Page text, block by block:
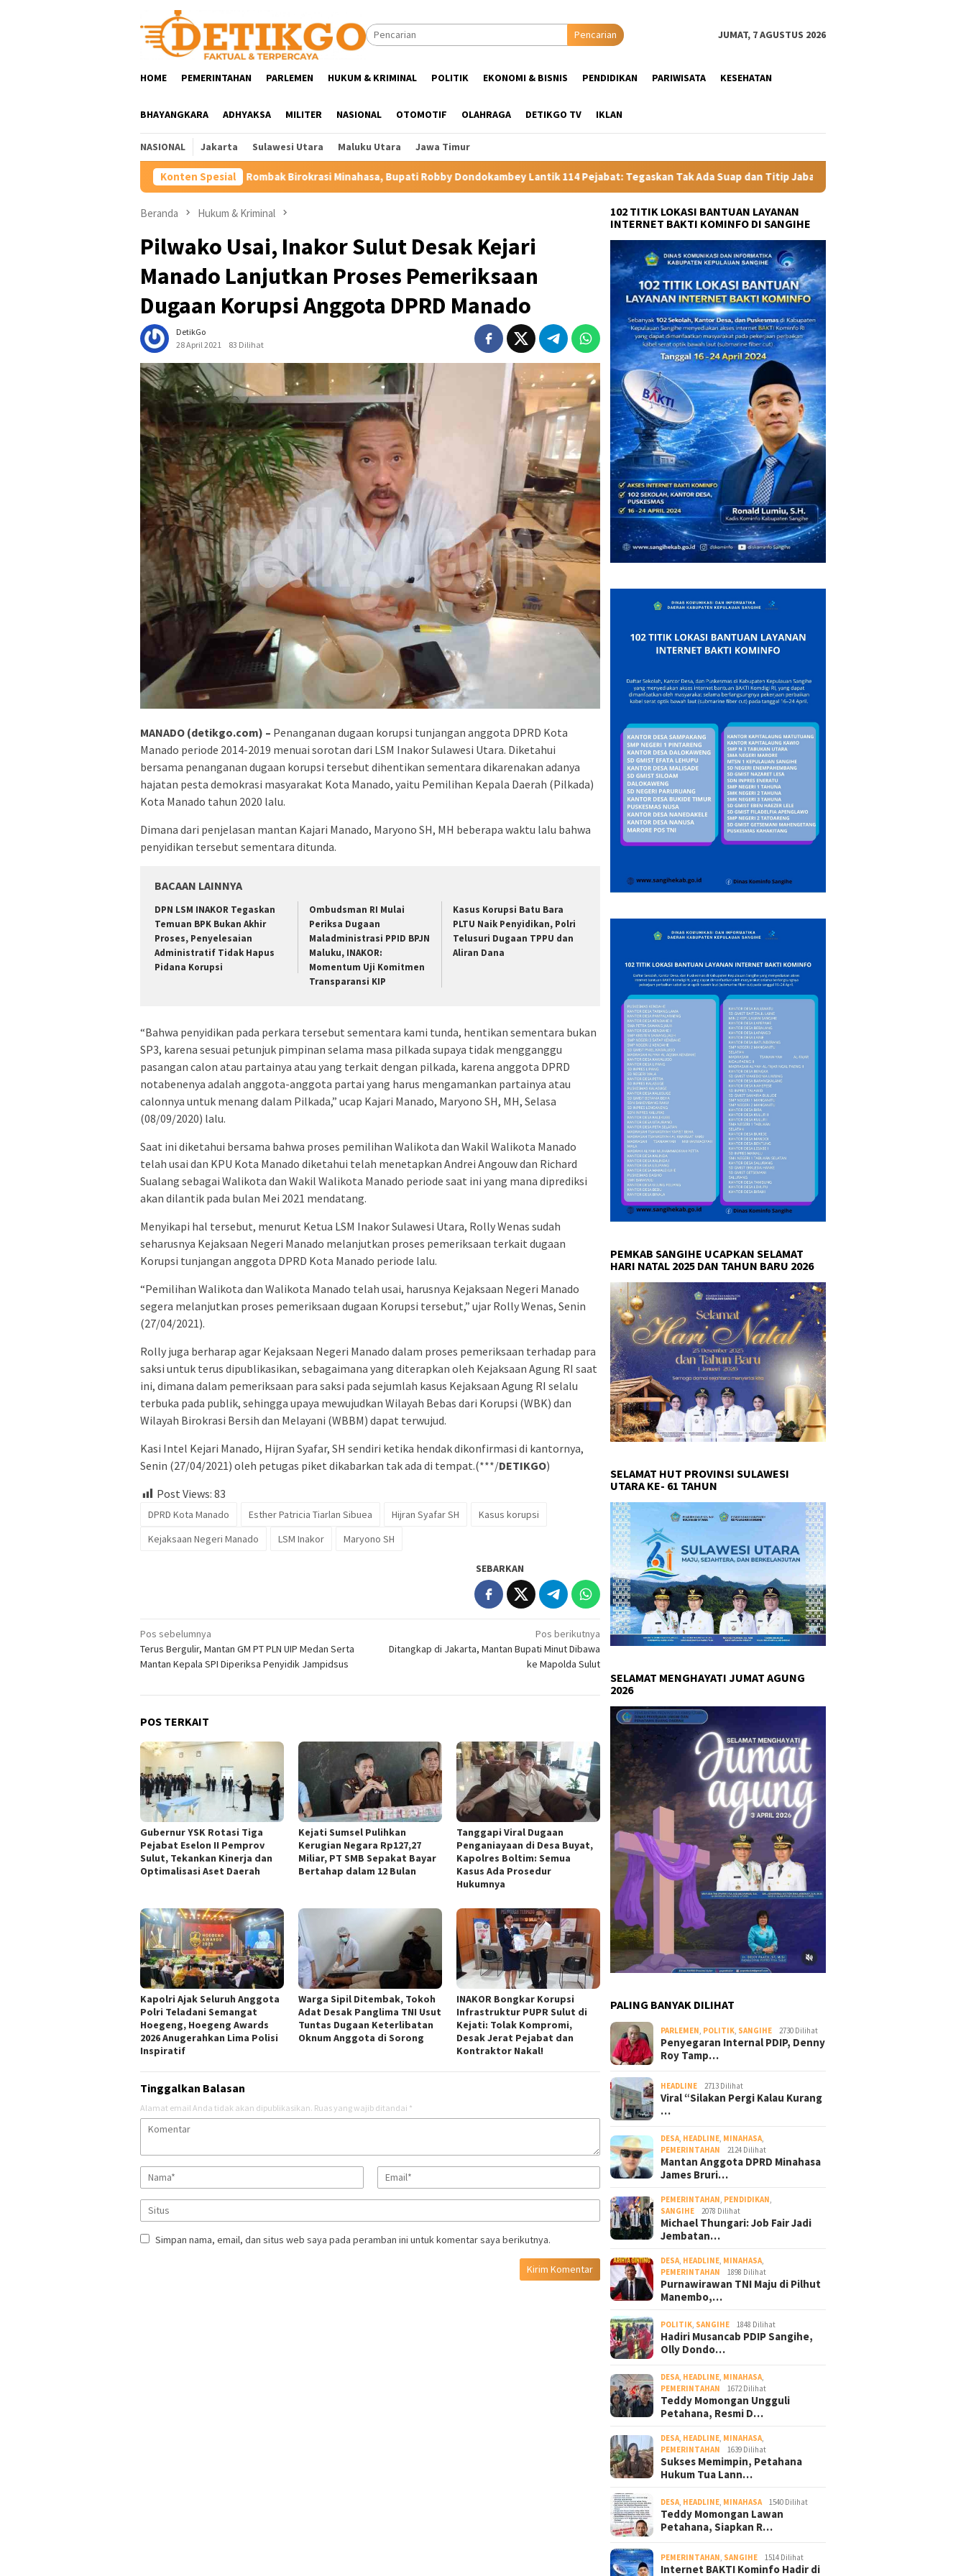
Pencarian JUMAT, 7 AGUSTUS 2026
HOME PEMERINTAHAN PARLEMEN HUKUM & KRIMINAL POLITIK EKONOMI & BISNIS PENDIDIKAN PARIWISATA KESEHATAN
BHAYANGKARA ADHYAKSA MILITER NASIONAL OTOMOTIF OLAHRAGA DETIKGO TV IKLAN
NASIONAL Jakarta Sulawesi Utara Maluku Utara Jawa Timur
Konten Spesial
Rombak Birokrasi Minahasa, Bupati Robby Dondokambey Lantik 114 Pejabat: Tegaskan Tak Ada Suap dan Titip Jabatan Gubernur YSK Rotasi Tiga Pejabat Eselon II
Beranda Hukum & Kriminal
Pilwako Usai, Inakor Sulut Desak Kejari
Manado Lanjutkan Proses Pemeriksaan
Dugaan Korupsi Anggota DPRD Manado
DetikGo
28 April 2021
83 Dilihat
MANADO (detikgo.com) – Penanganan dugaan korupsi tunjangan anggota DPRD Kota
Manado periode 2014-2019 menuai sorotan dari LSM Inakor Sulawesi Utara. Diketahui
bersama penanganan dugaan korupsi tersebut dihentikan sementara dikarenakan adanya
hajatan pesta demokrasi masyarakat Kota Manado, yaitu Pemilihan Kepala Daerah (Pilkada)
Kota Manado tahun 2020 lalu.
Dimana dari penjelasan mantan Kajari Manado, Maryono SH, MH beberapa waktu lalu bahwa
penyidikan tersebut sementara ditunda.
BACAAN LAINNYA
DPN LSM INAKOR Tegaskan
Temuan BPK Bukan Akhir
Proses, Penyelesaian
Administratif Tidak Hapus
Pidana Korupsi
Ombudsman RI Mulai
Periksa Dugaan
Maladministrasi PPID BPJN
Maluku, INAKOR:
Momentum Uji Komitmen
Transparansi KIP
Kasus Korupsi Batu Bara
PLTU Naik Penyidikan, Polri
Telusuri Dugaan TPPU dan
Aliran Dana
“Bahwa penyidikan pada perkara tersebut sementara kami tunda, hentikan sementara bukan
SP3, karena sesuai petunjuk pimpinan selama masa pilkada supaya tidak mengganggu
pasangan calon atau partainya atau yang terkait dengan pilkada, karena anggota DPRD
notabenenya adalah anggota-anggota partai yang harus mengamankan partainya atau
calonnya untuk menang dalam Pilkada,” ucap Kajari Manado, Maryono SH, MH, Selasa
(08/09/2020) lalu.
Saat ini diketahui bersama bahwa proses pemilihan Walikota dan Wakil Walikota Manado
telah usai dan KPU Kota Manado diketahui telah menetapkan Andrei Angouw dan Richard
Sualang sebagai Walikota dan Wakil Walikota Manado periode saat ini yang mana diprediksi
akan dilantik pada bulan Mei 2021 mendatang.
Menyikapi hal tersebut, menurut Ketua LSM Inakor Sulawesi Utara, Rolly Wenas sudah
seharusnya Kejaksaan Negeri Manado melanjutkan proses pemeriksaan terkait dugaan
Korupsi tunjangan anggota DPRD Kota Manado periode lalu.
“Pemilihan Walikota dan Walikota Manado telah usai, harusnya Kejaksaan Negeri Manado
segera melanjutkan proses pemeriksaan dugaan Korupsi tersebut,” ujar Rolly Wenas, Senin
(27/04/2021).
Rolly juga berharap agar Kejaksaan Negeri Manado dalam proses pemeriksaan terhadap para
saksi untuk terus dipublikasikan, sebagaimana yang diterapkan oleh Kejaksaan Agung RI saat
ini, dimana dalam pemeriksaan para saksi pada sejumlah kasus Kejaksaan Agung RI selalu
terbuka pada publik, sehingga upaya mewujudkan Wilayah Bebas dari Korupsi (WBK) dan
Wilayah Birokrasi Bersih dan Melayani (WBBM) dapat terwujud.
Kasi Intel Kejari Manado, Hijran Syafar, SH sendiri ketika hendak dikonfirmasi di kantornya,
Senin (27/04/2021) oleh petugas piket dikabarkan tak ada di tempat.(***/DETIKGO)
Post Views: 83
DPRD Kota Manado Esther Patricia Tiarlan Sibuea Hijran Syafar SH
Kasus korupsi
Kejaksaan Negeri Manado
LSM Inakor Maryono SH
SEBARKAN
Navigasi
pos
Pos sebelumnya
Terus Bergulir, Mantan GM PT PLN UIP Medan Serta
Mantan Kepala SPI Diperiksa Penyidik Jampidsus
Pos berikutnya
Ditangkap di Jakarta, Mantan Bupati Minut Dibawa
ke Mapolda Sulut
POS TERKAIT
Gubernur YSK Rotasi Tiga
Pejabat Eselon II Pemprov
Sulut, Tekankan Kinerja dan
Optimalisasi Aset Daerah
Kejati Sumsel Pulihkan
Kerugian Negara Rp127,27
Miliar, PT SMB Sepakat Bayar
Bertahap dalam 12 Bulan
Tanggapi Viral Dugaan
Penganiayaan di Desa Buyat,
Kapolres Boltim: Semua
Kasus Ada Prosedur
Hukumnya
Kapolri Ajak Seluruh Anggota
Polri Teladani Semangat
Hoegeng, Hoegeng Awards
2026 Anugerahkan Lima Polisi
Inspiratif
Warga Sipil Ditembak, Tokoh
Adat Desak Panglima TNI Usut
Tuntas Dugaan Keterlibatan
Oknum Anggota di Sorong
INAKOR Bongkar Korupsi
Infrastruktur PUPR Sulut di
Kejati: Tolak Kompromi,
Desak Jerat Pejabat dan
Kontraktor Nakal!
Tinggalkan Balasan
Alamat email Anda tidak akan dipublikasikan. Ruas yang wajib ditandai *
Simpan nama, email, dan situs web saya pada peramban ini untuk komentar saya berikutnya.
102 TITIK LOKASI BANTUAN LAYANAN
INTERNET BAKTI KOMINFO DI SANGIHE
PEMKAB SANGIHE UCAPKAN SELAMAT
HARI NATAL 2025 DAN TAHUN BARU 2026
SELAMAT HUT PROVINSI SULAWESI
UTARA KE- 61 TAHUN
SELAMAT MENGHAYATI JUMAT AGUNG
2026
PALING BANYAK DILIHAT
PARLEMEN, POLITIK, SANGIHE 2730 Dilihat
Penyegaran Internal PDIP, Denny
Roy Tamp…
HEADLINE 2713 Dilihat
Viral “Silakan Pergi Kalau Kurang
…
DESA, HEADLINE, MINAHASA,
PEMERINTAHAN
2124 Dilihat
Mantan Anggota DPRD Minahasa
James Bruri…
PEMERINTAHAN, PENDIDIKAN,
SANGIHE
2078 Dilihat
Michael Thungari: Job Fair Jadi
Jembatan…
DESA, HEADLINE, MINAHASA,
PEMERINTAHAN
1898 Dilihat
Purnawirawan TNI Maju di Pilhut
Manembo,…
POLITIK, SANGIHE 1848 Dilihat
Hadiri Musancab PDIP Sangihe,
Olly Dondo…
DESA, HEADLINE, MINAHASA,
PEMERINTAHAN
1672 Dilihat
Teddy Momongan Ungguli
Petahana, Resmi D…
DESA, HEADLINE, MINAHASA,
PEMERINTAHAN
1639 Dilihat
Sukses Memimpin, Petahana
Hukum Tua Lann…
DESA, HEADLINE, MINAHASA 1540 Dilihat
Teddy Momongan Lawan
Petahana, Siapkan R…
PEMERINTAHAN, SANGIHE 1514 Dilihat
Internet BAKTI Kominfo Hadir di